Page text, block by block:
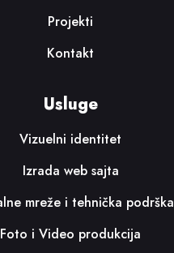
Projekti
Kontakt
Usluge
Vizuelni identitet
Izrada web sajta
mreže i tehnička podrška
Foto i Video produkcija